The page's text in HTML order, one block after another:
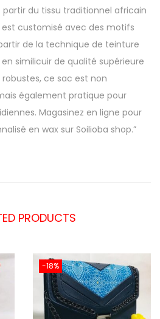
partir du tissu traditionnel africain
customisé avec des motifs
de la technique de teinture
similicuir de qualité supérieure
ce sac est non
également pratique pour
Magasinez en ligne pour
en wax sur Soilioba shop.”
PRODUCTS
-18%